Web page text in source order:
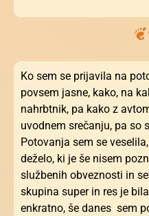
Ko sem se prijavila na
povsem jasne, kako, na
nahrbtnik, pa kako z
uvodnem srečanju, pa so
Potovanja sem se
deželo, ki je še nisem
službenih obveznosti in
skupina super in res je
enkratno, še danes sem